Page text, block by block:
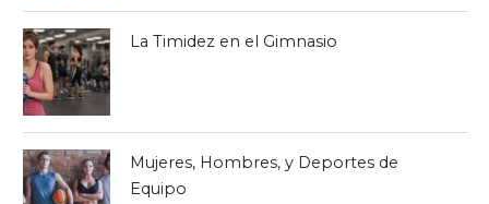
La Timidez en el Gimnasio
Mujeres, Hombres, y Deportes de
Equipo